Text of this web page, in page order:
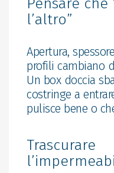
l’altro”
Apertura,
profili cambiano
Un box doccia
costringe a
pulisce bene o
Trascurare